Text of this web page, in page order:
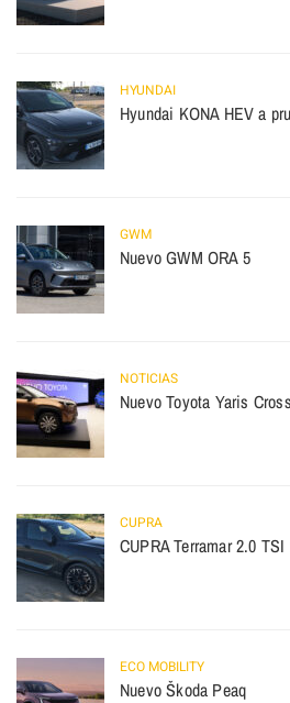
HYUNDAI
Hyundai KONA HEV a
GWM
Nuevo GWM ORA 5
NOTICIAS
Nuevo Toyota Yaris
CUPRA
CUPRA Terramar 2.0
ECO MOBILITY
Nuevo Škoda Peaq